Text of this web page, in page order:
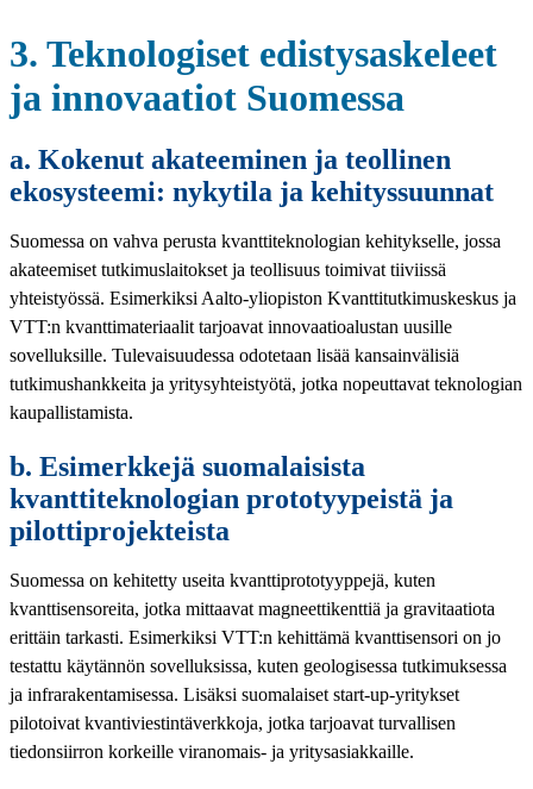
3. Teknologiset edistysaskeleet
ja innovaatiot Suomessa
a. Kokenut akateeminen ja teollinen
ekosysteemi: nykytila ja kehityssuunnat
Suomessa on vahva perusta kvanttiteknologian kehitykselle, jossa
akateemiset tutkimuslaitokset ja teollisuus toimivat tiiviissä
yhteistyössä. Esimerkiksi Aalto-yliopiston Kvanttitutkimuskeskus ja
VTT:n kvanttimateriaalit tarjoavat innovaatioalustan uusille
sovelluksille. Tulevaisuudessa odotetaan lisää kansainvälisiä
tutkimushankkeita ja yritysyhteistyötä, jotka nopeuttavat teknologian
kaupallistamista.
b. Esimerkkejä suomalaisista
kvanttiteknologian prototyypeistä ja
pilottiprojekteista
Suomessa on kehitetty useita kvanttiprototyyppejä, kuten
kvanttisensoreita, jotka mittaavat magneettikenttiä ja gravitaatiota
erittäin tarkasti. Esimerkiksi VTT:n kehittämä kvanttisensori on jo
testattu käytännön sovelluksissa, kuten geologisessa tutkimuksessa
ja infrarakentamisessa. Lisäksi suomalaiset start-up-yritykset
pilotoivat kvantiviestintäverkkoja, jotka tarjoavat turvallisen
tiedonsiirron korkeille viranomais- ja yritysasiakkaille.